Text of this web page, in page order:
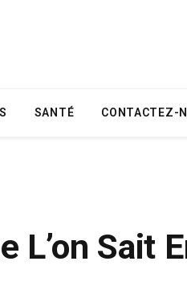
SANTÉ CONTACTEZ-
L’on Sait